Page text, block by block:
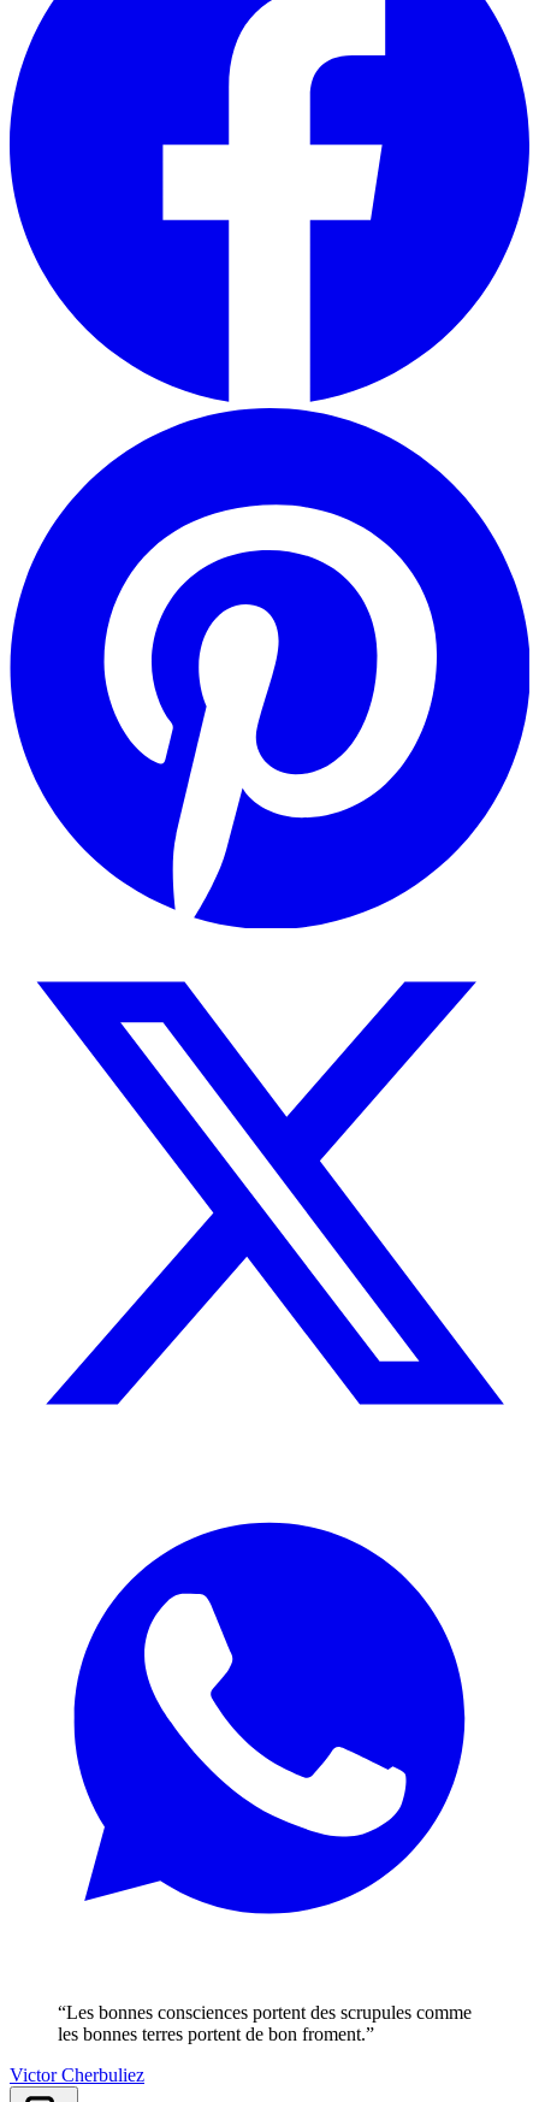
“Les bonnes consciences portent des scrupules comme
les bonnes terres portent de bon froment.”
Victor Cherbuliez